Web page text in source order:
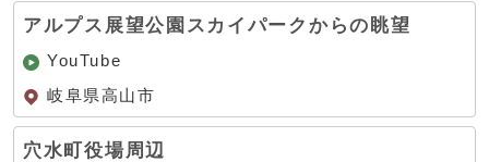
アルプス展望公園スカイパークからの眺望
YouTube
岐阜県高山市
穴水町役場周辺